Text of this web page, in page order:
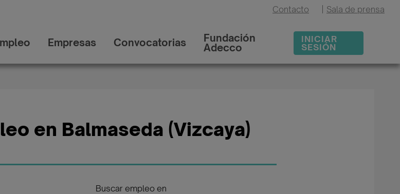
Contacto Sala de prensa
Empresas Convocatorias Fundación
Adecco
INICIAR
SESIÓN
en Balmaseda (Vizcaya)
Buscar empleo en